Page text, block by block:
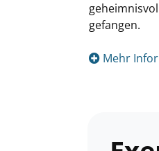
gefangen.
Mehr